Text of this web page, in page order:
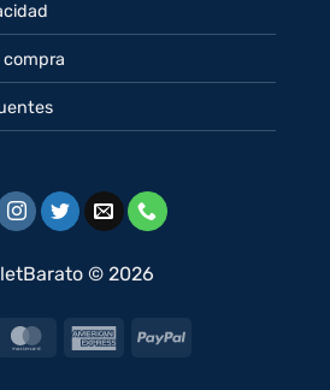
© 2026
MasterCardAmericanPayPal